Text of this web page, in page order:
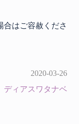
はご容赦くださ
2020-03-26
ディアスワタナベ